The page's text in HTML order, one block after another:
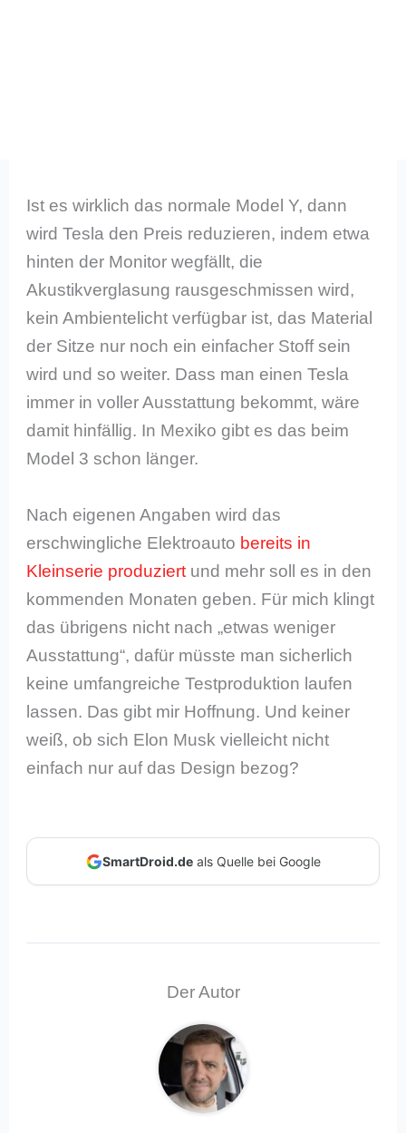
Ist es wirklich das normale Model Y, dann
wird Tesla den Preis reduzieren, indem etwa
hinten der Monitor wegfällt, die
Akustikverglasung rausgeschmissen wird,
kein Ambientelicht verfügbar ist, das Material
der Sitze nur noch ein einfacher Stoff sein
wird und so weiter. Dass man einen Tesla
immer in voller Ausstattung bekommt, wäre
damit hinfällig. In Mexiko gibt es das beim
Model 3 schon länger.
Nach eigenen Angaben wird das
erschwingliche Elektroauto bereits in
Kleinserie produziert und mehr soll es in den
kommenden Monaten geben. Für mich klingt
das übrigens nicht nach „etwas weniger
Ausstattung“, dafür müsste man sicherlich
keine umfangreiche Testproduktion laufen
lassen. Das gibt mir Hoffnung. Und keiner
weiß, ob sich Elon Musk vielleicht nicht
einfach nur auf das Design bezog?
SmartDroid.deals Quelle bei Google
Der Autor